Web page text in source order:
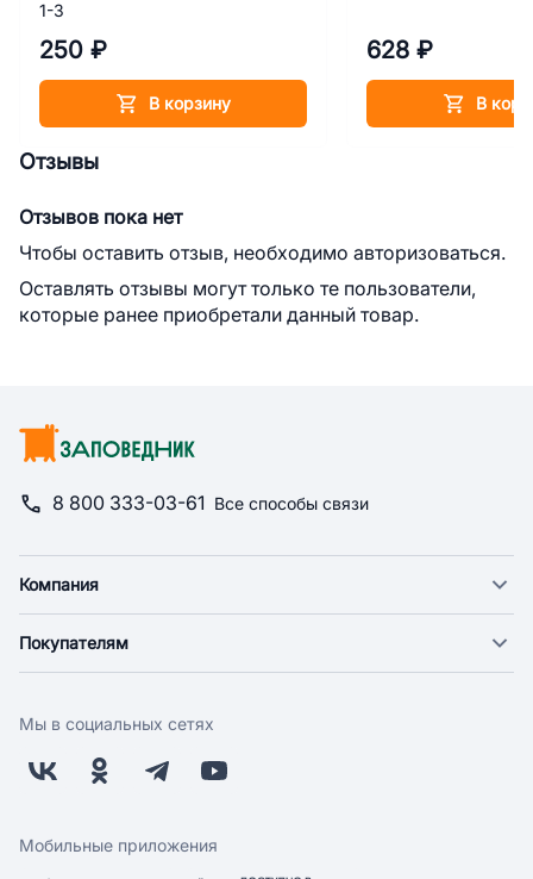
1-3
250 ₽
В корзину
628 ₽
В
Отзывы
Отзывов пока нет
Чтобы оставить отзыв, необходимо авторизоваться.
Оставлять отзывы могут только те пользователи,
которые ранее приобретали данный товар.
8 800 333-03-61 Все способы связи
Компания
Новости
Поставщикам
Заводчикам
Обратная связь
Покупателям
Оплата
Бонусная программа
Скидки и акции
Мы в социальных сетях
Мобильные приложения